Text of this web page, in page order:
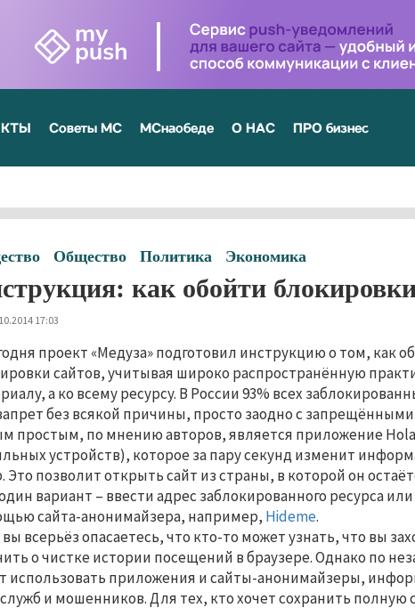
Советы МС МСнаобеде О НАС ПРО бизнес
Общество Политика Экономика
как обойти
17:03
проект «Медуза» подготовил инструкцию о том, как
сайтов, учитывая широко распространённую
а ко всему ресурсу. В России 93% всех
без всякой причины, просто заодно с
простым, по мнению авторов, является приложение
устройств), которое за пару секунд изменит
Это позволит открыть сайт из страны, в которой он
вариант – ввести адрес заблокированного ресурса
сайта-анонимайзера, например, Hideme.
всерьёз опасаетесь, что кто-то может узнать, что вы
о чистке истории посещений в браузере. Однако по
использовать приложения и сайты-анонимайзеры,
и мошенников. Для тех, кто хочет сохранить полную